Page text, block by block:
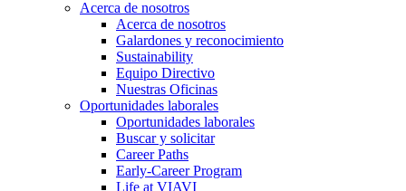
Acerca de nosotros
Acerca de nosotros
Galardones y reconocimiento
Sustainability
Equipo Directivo
Nuestras Oficinas
Oportunidades laborales
Oportunidades laborales
Buscar y solicitar
Career Paths
Early-Career Program
Life at VIAVI